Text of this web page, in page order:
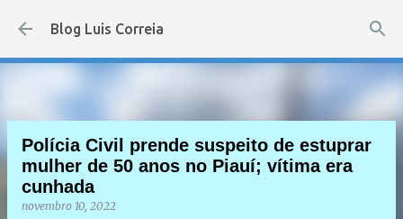
Pular para o conteúdo principal
Blog Luis Correia
Polícia Civil prende suspeito de estuprar
mulher de 50 anos no Piauí; vítima era
cunhada
novembro 10, 2022